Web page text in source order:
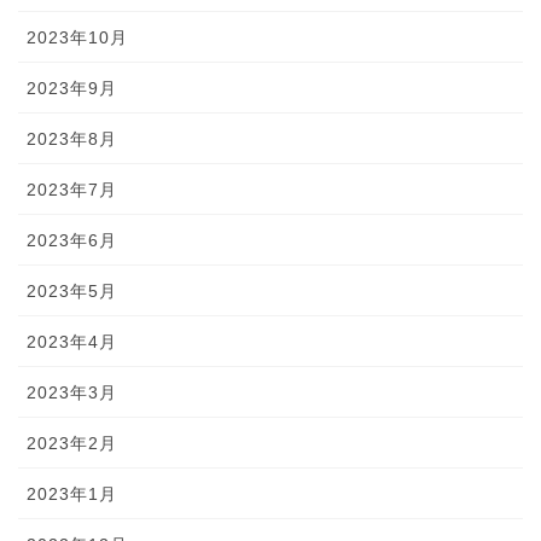
2023年10月
2023年9月
2023年8月
2023年7月
2023年6月
2023年5月
2023年4月
2023年3月
2023年2月
2023年1月